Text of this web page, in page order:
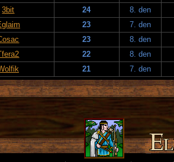
3bit 24
8. den
23
7. den
23
8. den
22
8. den
21 7. den